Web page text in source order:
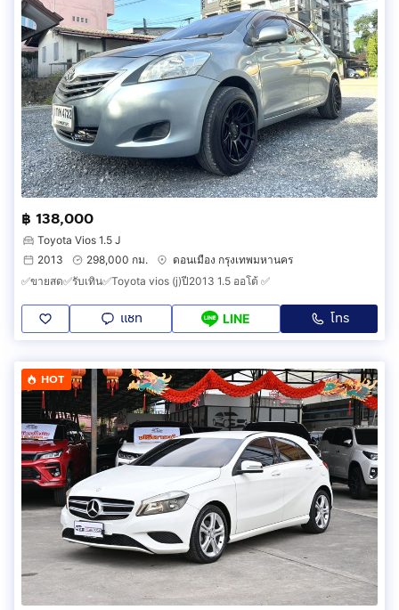
฿ 138,000
Toyota Vios 1.5 J
2013
298,000 กม.
ดอนเมือง กรุงเทพมหานคร
✅ขายสด✅รับเทิน✅Toyota vios (j)ปี2013 1.5 ออโต้ ✅
แชท LINE โทร
HOT